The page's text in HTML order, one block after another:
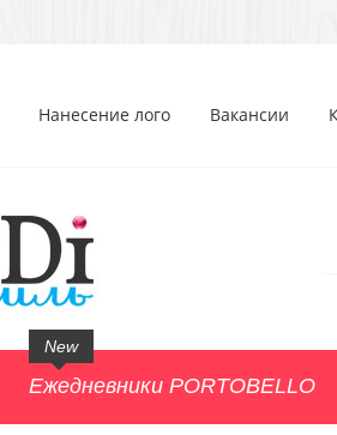
Нанесение лого Вакансии
Ежедневники PORTOBELLO
New